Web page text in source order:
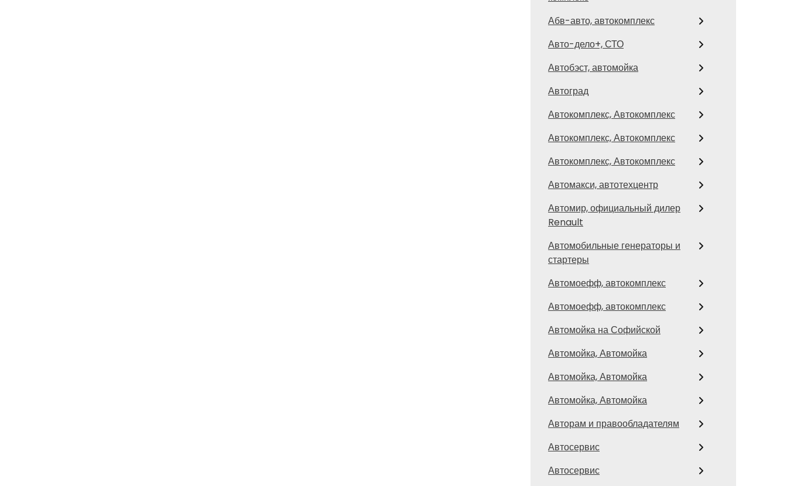
Абв-авто, автокомплекс
Авто-дело+, СТО
Автобэст, автомойка
Автоград
Автокомплекс, Автокомплекс
Автокомплекс, Автокомплекс
Автокомплекс, Автокомплекс
Автомакси, автотехцентр
Автомир, официальный дилер
Renault
Автомобильные генераторы и
стартеры
Автомоефф, автокомплекс
Автомоефф, автокомплекс
Автомойка на Софийской
Автомойка, Автомойка
Автомойка, Автомойка
Автомойка, Автомойка
Авторам и правообладателям
Автосервис
Автосервис